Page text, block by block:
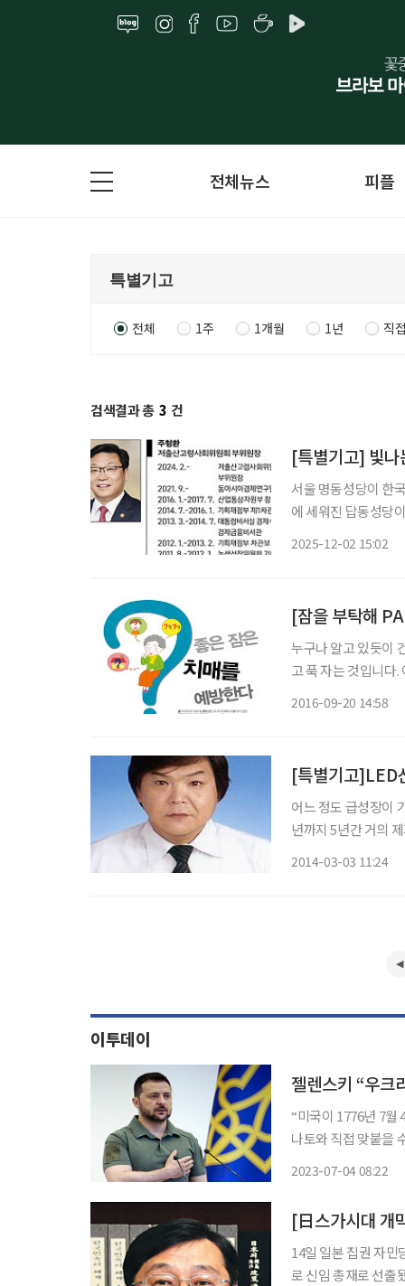
전체뉴스 피플
전체 1주 1개월 1년 직
검색결과 총 3 건
[특별기고] 빛나
서울 명동성당이 한
에 세워진 답동성당
2025-12-02 15:02
누구나 알고 있듯이
고 푹 자는 것입니다. 이것을 반복하는 것만으로도 인생의 99%는 성공이라 할 수 있겠죠. 소
2016-09-20 14:58
어느 정도 급성장이
년까지 5년간 거의
2014-03-03 11:24
이투데이
젤렌스키 “우크
“미국이 1776년 7월
나토와 직접 맞붙을
2023-07-04 08:22
[日스가시대 개
14일 일본 집권 자
로 신임 총재로 선출